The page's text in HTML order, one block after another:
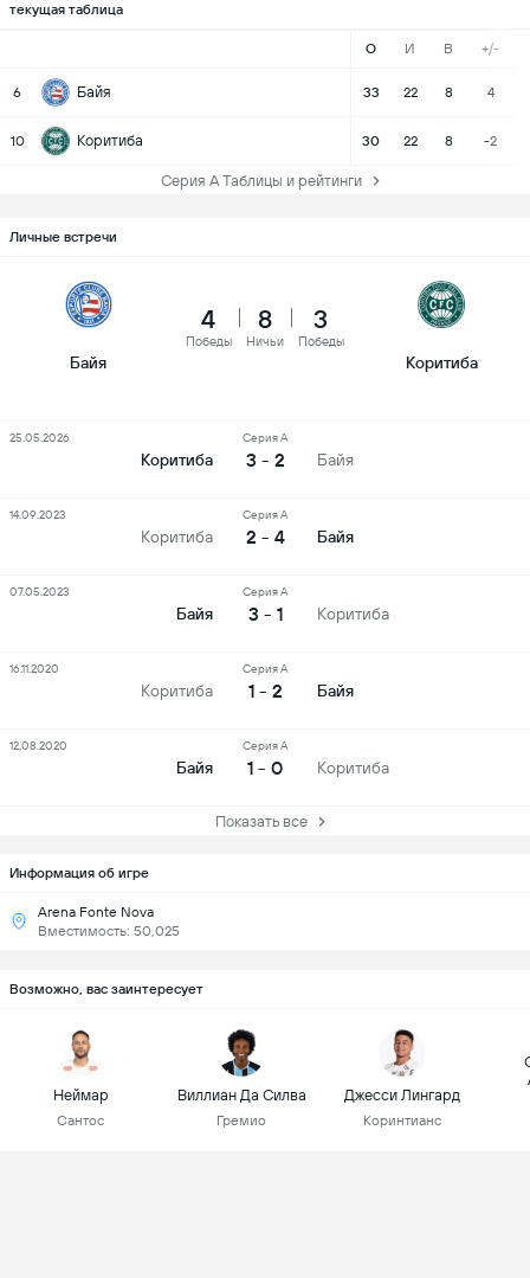
текущая таблица
О И В +/-
6 Байя 33 22 8 4
10 Коритиба 30 22 8 -2
Серия А Таблицы и рейтинги
Информация об игре
Arena Fonte Nova
Вместимость: 50,025
Личные встречи
Байя
4
Победы
8
Ничьи
3
Победы
Коритиба
Коритиба
Серия А
3 - 2 Байя
25.05.2026
Коритиба
Серия А
2 - 4 Байя
14.09.2023
Байя
Серия А
3 - 1 Коритиба
07.05.2023
Коритиба
Серия А
1 - 2 Байя
16.11.2020
Байя
Серия А
1 - 0 Коритиба
12.08.2020
Показать все
Возможно, вас заинтересует
Неймар
Сантос
Виллиан Да Силва
Гремио
Джесси Лингард
Коринтианс